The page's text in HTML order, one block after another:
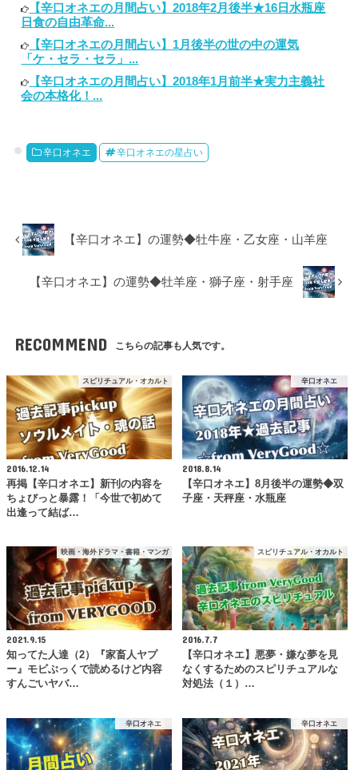
【辛口オネエの月間占い】2018年2月後半★16日水瓶座
日食の自由革命...
【辛口オネエの月間占い】1月後半の世の中の運気
「ケ・セラ・セラ」...
【辛口オネエの月間占い】2018年1月前半★実力主義社
会の本格化！...
辛口オネエ 辛口オネエの星占い
【辛口オネエ】の運勢◆牡牛座・乙女座・山羊座
【辛口オネエ】の運勢◆牡羊座・獅子座・射手座
RECOMMEND こちらの記事も人気です。
スピリチュアル・オカルト
2016.12.14
再掲【辛口オネエ】新刊の内容を
ちょびっと暴露！「今世で初めて
出逢って結ば…
辛口オネエ
2018.8.14
【辛口オネエ】8月後半の運勢◆双
子座・天秤座・水瓶座
映画・海外ドラマ・書籍・マンガ
2021.9.15
知ってた人達（2）『家畜人ヤプ
ー』モビぶっくで読めるけど内容
すんごいヤバ…
スピリチュアル・オカルト
2016.7.7
【辛口オネエ】悪夢・嫌な夢を見
なくするためのスピリチュアルな
対処法（１）…
辛口オネエ 辛口オネエ